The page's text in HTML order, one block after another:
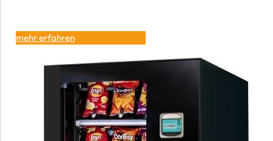
mehr erfahren